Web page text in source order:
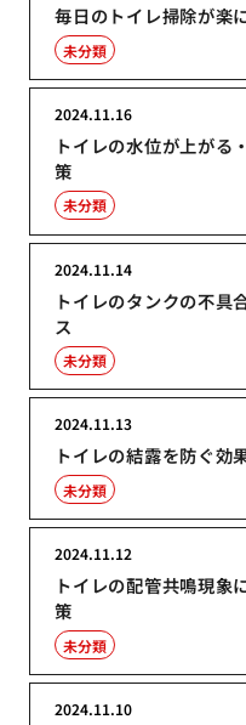
毎日のトイレ掃除が楽
未分類
トイレの水位が上がる
策
2024.11.16
未分類
トイレのタンクの不具
ス
2024.11.14
未分類
トイレの結露を防ぐ効
2024.11.13
未分類
トイレの配管共鳴現象
策
2024.11.12
未分類
2024.11.10